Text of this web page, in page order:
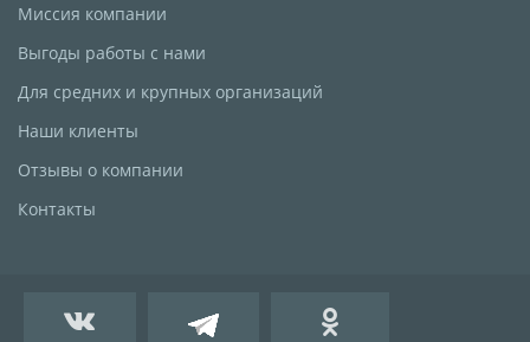
Миссия компании
Выгоды работы с нами
Для средних и крупных организаций
Наши клиенты
Отзывы о компании
Контакты